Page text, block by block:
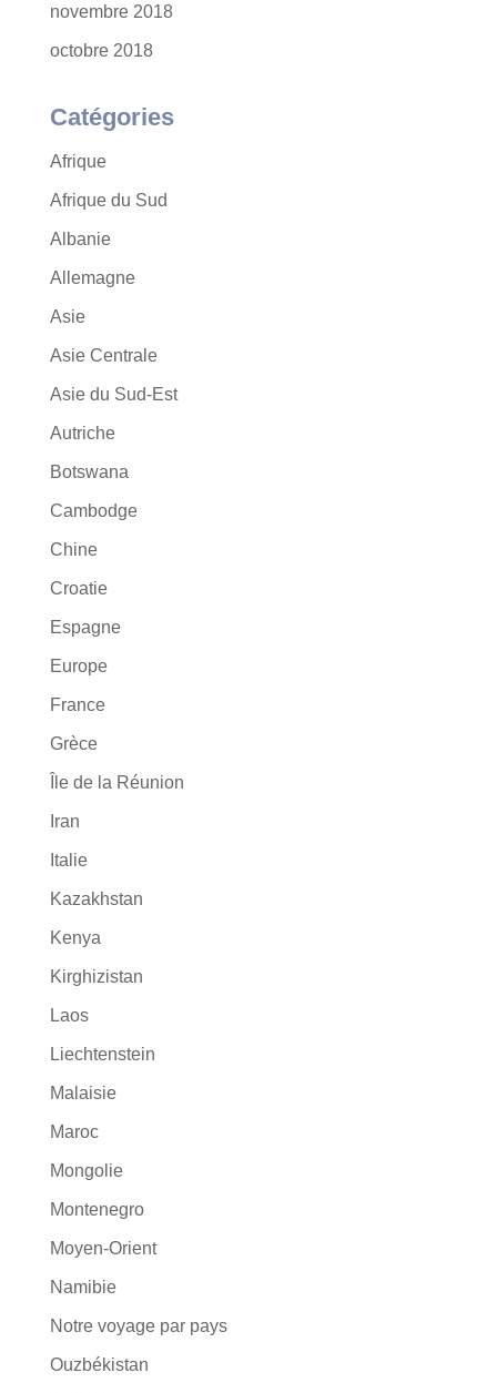
novembre 2018
octobre 2018
Catégories
Afrique
Afrique du Sud
Albanie
Allemagne
Asie
Asie Centrale
Asie du Sud-Est
Autriche
Botswana
Cambodge
Chine
Croatie
Espagne
Europe
France
Grèce
Île de la Réunion
Iran
Italie
Kazakhstan
Kenya
Kirghizistan
Laos
Liechtenstein
Malaisie
Maroc
Mongolie
Montenegro
Moyen-Orient
Namibie
Notre voyage par pays
Ouzbékistan